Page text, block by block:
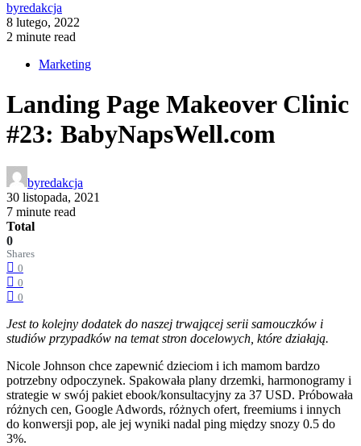
byredakcja
8 lutego, 2022
2 minute read
Marketing
Landing Page Makeover Clinic
#23: BabyNapsWell.com
byredakcja
30 listopada, 2021
7 minute read
Total
0
Shares
0
0
0
Jest to kolejny dodatek do naszej trwającej serii samouczków i
studiów przypadków na temat stron docelowych, które działają.
Nicole Johnson chce zapewnić dzieciom i ich mamom bardzo
potrzebny odpoczynek. Spakowała plany drzemki, harmonogramy i
strategie w swój pakiet ebook/konsultacyjny za 37 USD. Próbowała
różnych cen, Google Adwords, różnych ofert, freemiums i innych
do konwersji pop, ale jej wyniki nadal ping między snozy 0.5 do
3%.